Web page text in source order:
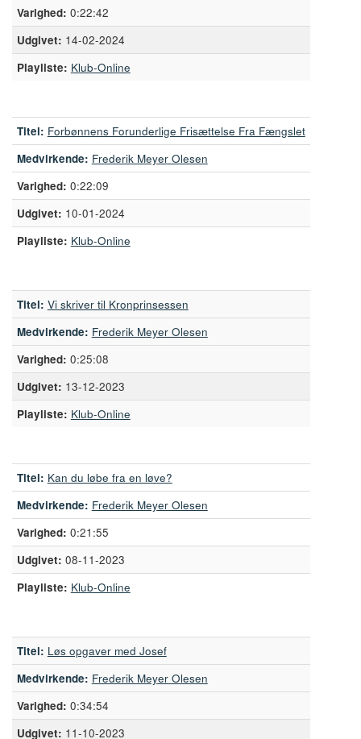
0:22:42
14-02-2024
Playliste: Klub-Online
Titel: Forbønnens Forunderlige Frisættelse Fra Fængslet
Medvirkende: Frederik Meyer Olesen
0:22:09
10-01-2024
Playliste: Klub-Online
Titel: Vi skriver til Kronprinsessen
Medvirkende: Frederik Meyer Olesen
0:25:08
13-12-2023
Playliste: Klub-Online
Titel: Kan du løbe fra en løve?
Medvirkende: Frederik Meyer Olesen
0:21:55
08-11-2023
Playliste: Klub-Online
Titel: Løs opgaver med Josef
Medvirkende: Frederik Meyer Olesen
0:34:54
11-10-2023